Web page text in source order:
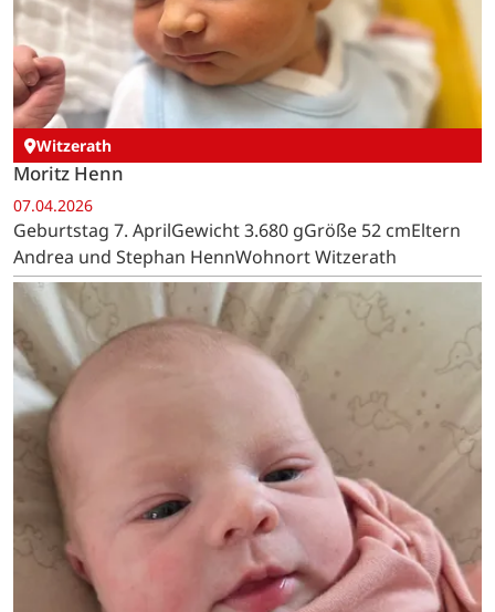
Witzerath
Moritz Henn
07.04.2026
Geburtstag 7. AprilGewicht 3.680 gGröße 52 cmEltern
Andrea und Stephan HennWohnort Witzerath